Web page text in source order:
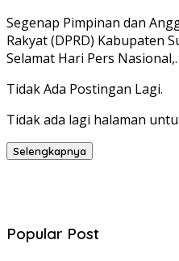
Segenap Pimpinan dan
Rakyat (DPRD) Kabupaten
Selamat Hari Pers
Tidak Ada Postingan Lagi.
Tidak ada lagi halaman
Selengkapnya
Popular Post